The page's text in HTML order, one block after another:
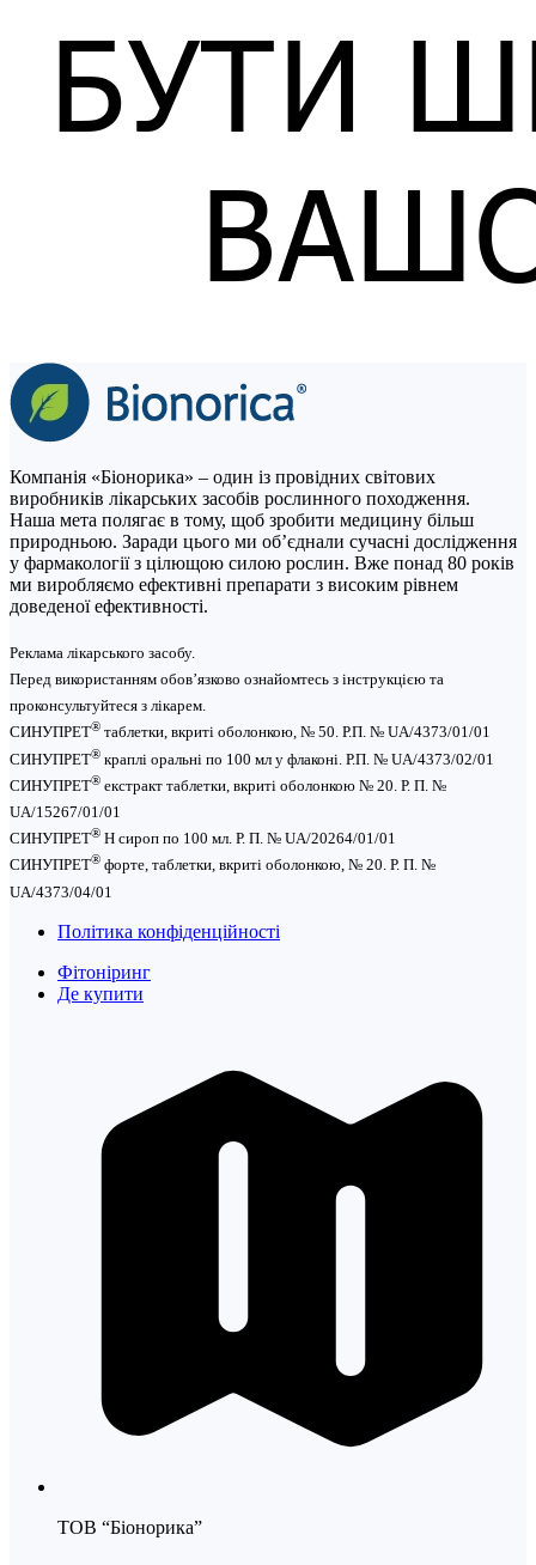
Компанія «Біонорика» – один із провідних світових
виробників лікарських засобів рослинного походження.
Наша мета полягає в тому, щоб зробити медицину більш
природньою. Заради цього ми об’єднали сучасні дослідження
у фармакології з цілющою силою рослин. Вже понад 80 років
ми виробляємо ефективні препарати з високим рівнем
доведеної ефективності.
Реклама лікарського засобу.
Перед використанням обов’язково ознайомтесь з інструкцією та
проконсультуйтеся з лікарем.
СИНУПРЕТ® таблетки, вкриті оболонкою, № 50. Р.П. № UA/4373/01/01
СИНУПРЕТ® краплі оральні по 100 мл у флаконі. Р.П. № UA/4373/02/01
СИНУПРЕТ® екстракт таблетки, вкриті оболонкою № 20. Р. П. №
UA/15267/01/01
СИНУПРЕТ® Н сироп по 100 мл. Р. П. № UA/20264/01/01
СИНУПРЕТ® форте, таблетки, вкриті оболонкою, № 20. Р. П. №
UA/4373/04/01
Політика конфіденційності
Фітоніринг
Де купити
ТОВ “Біонорика”